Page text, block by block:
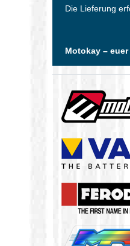
Die Lieferung
Motokay –